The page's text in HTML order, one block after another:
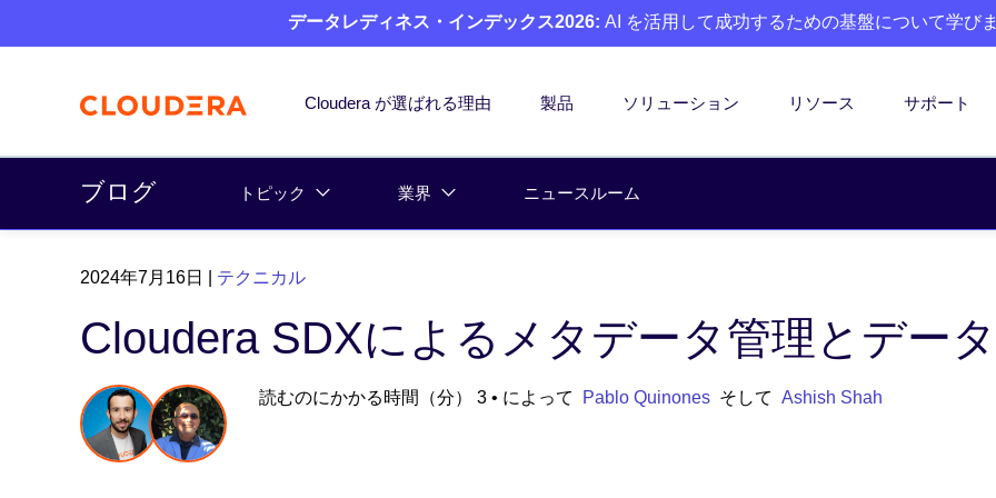
データレディネス・インデックス2026: AI を活用して成功するための基盤について学び
Cloudera が選ばれる理由 製品 ソリューション リソース サポート
ブログ トピック 業界 ニュースルーム
2024年7月16日 テクニカル
Cloudera SDXによるメタデータ管理とデー
読むのにかかる時間（分） 3 • によって Pablo Quinones そして Ashish Shah